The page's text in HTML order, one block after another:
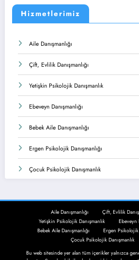
Hizmetlerimiz
Aile Danışmanlığı
Çift, Evlilik Danışmanlığı
Yetişkin Psikolojik Danışmanlık
Ebeveyn Danışmanlığı
Bebek Aile Danışmanlığı
Ergen Psikolojik Danışmanlığı
Çocuk Psikolojik Danışmanlık
Aile Danışmanlığı
Çift, Evlilik
Yetişkin Psikolojik Danışmanlık
Ebeveyn
Bebek Aile Danışmanlığı
Ergen Psikolojik
Çocuk Psikolojik Danışmanlık
Bu web sitesinde yer alan tüm içerikler yalnızca